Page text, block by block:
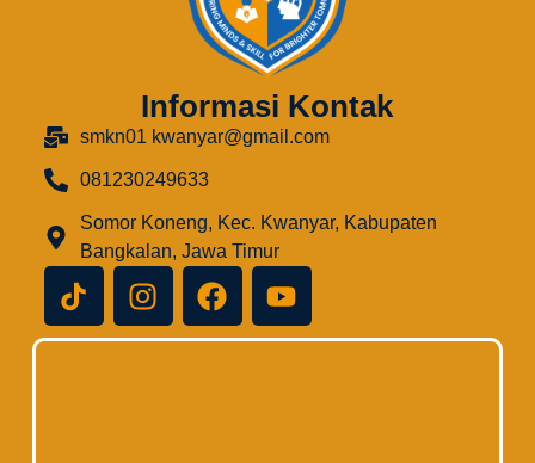
Informasi Kontak
smkn01 kwanyar@gmail.com
081230249633
Somor Koneng, Kec. Kwanyar, Kabupaten
Bangkalan, Jawa Timur